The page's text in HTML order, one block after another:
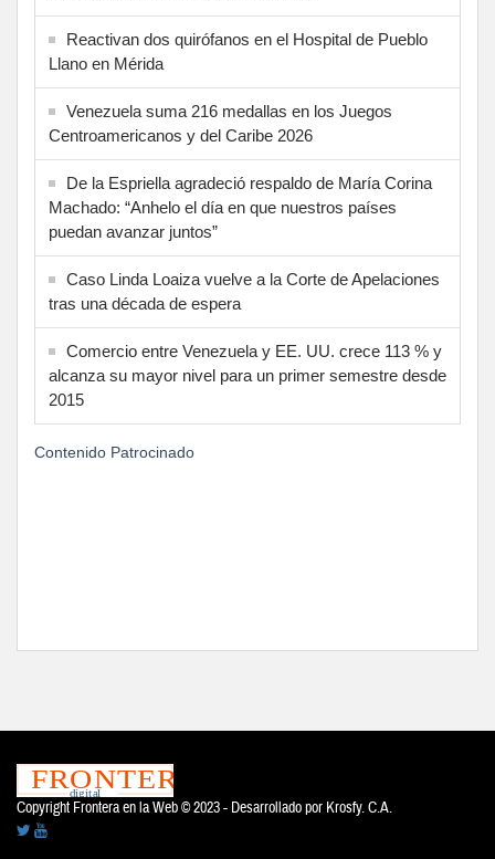
Reactivan dos quirófanos en el Hospital de Pueblo
Llano en Mérida
Venezuela suma 216 medallas en los Juegos
Centroamericanos y del Caribe 2026
De la Espriella agradeció respaldo de María Corina
Machado: “Anhelo el día en que nuestros países
puedan avanzar juntos”
Caso Linda Loaiza vuelve a la Corte de Apelaciones
tras una década de espera
Comercio entre Venezuela y EE. UU. crece 113 % y
alcanza su mayor nivel para un primer semestre desde
2015
Contenido Patrocinado
Copyright Frontera en la Web © 2023 - Desarrollado por Krosfy. C.A.